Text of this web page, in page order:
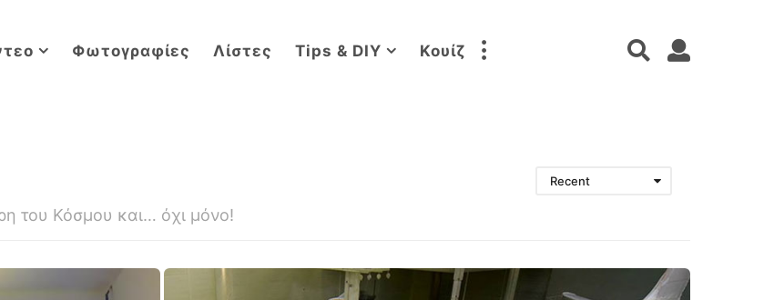
Φωτογραφίες Λίστες Tips & DIY Κουίζ
του Κόσμου και… όχι μόνο!
Recent